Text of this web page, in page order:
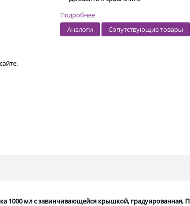
Подробнее
Аналоги
Сопутствующие товары
1000 мл с завинчивающейся крышкой, градуированная,